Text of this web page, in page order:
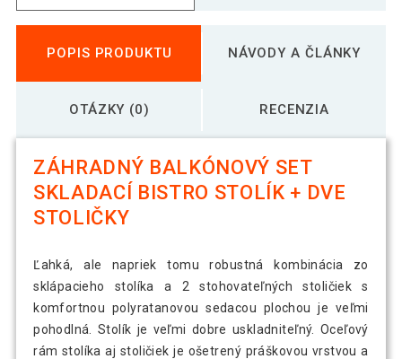
POPIS PRODUKTU NÁVODY A ČLÁNKY
OTÁZKY (0) RECENZIA
ZÁHRADNÝ BALKÓNOVÝ SET
SKLADACÍ BISTRO STOLÍK + DVE
STOLIČKY
Ľahká, ale napriek tomu robustná kombinácia zo
sklápacieho stolíka a 2 stohovateľných stoličiek s
komfortnou polyratanovou sedacou plochou je veľmi
pohodlná. Stolík je veľmi dobre uskladniteľný. Oceľový
rám stolíka aj stoličiek je ošetrený práškovou vrstvou a